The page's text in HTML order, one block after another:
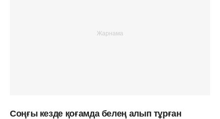
Соңғы кезде қоғамда белең алып тұрған